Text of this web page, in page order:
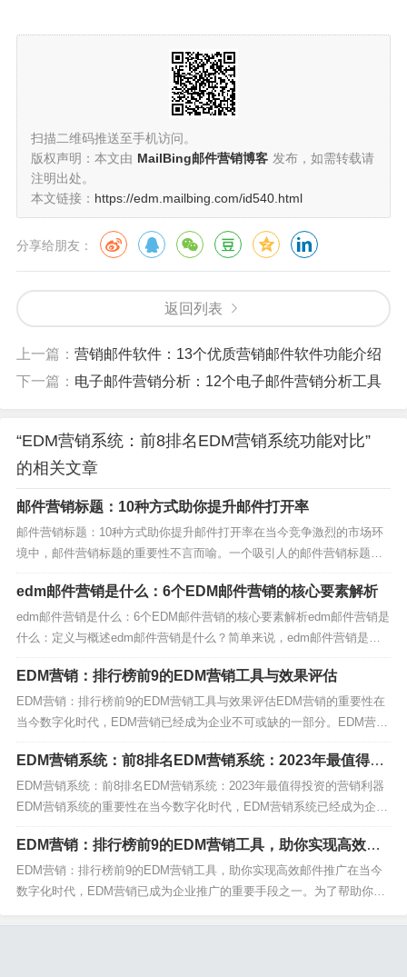
扫描二维码推送至手机访问。
版权声明：本文由 MailBing邮件营销博客 发布，如需转载请
注明出处。
本文链接： https://edm.mailbing.com/id540.html
分享给朋友：
返回列表
上一篇： 营销邮件软件：13个优质营销邮件软件功能介绍
下一篇： 电子邮件营销分析：12个电子邮件营销分析工具
“EDM营销系统：前8排名EDM营销系统功能对比”
的相关文章
邮件营销标题：10种方式助你提升邮件打开率
邮件营销标题：10种方式助你提升邮件打开率在当今竞争激烈的市场环
境中，邮件营销标题的重要性不言而喻。一个吸引人的邮件营销标题不
仅能提高邮件的打开率，还能有效提升转化率。今天，我们将探讨10种
方式，助你提升邮件打开率，让你的邮件营销标题更具吸引力。1. 个性
化邮件营销标题个性化是提升邮件打开率的关键。...
edm邮件营销是什么：6个EDM邮件营销的核心要素解析
edm邮件营销是什么：6个EDM邮件营销的核心要素解析edm邮件营销是
什么：定义与概述edm邮件营销是什么？简单来说，edm邮件营销是一
种通过电子邮件向目标受众传递营销信息的方式。edm邮件营销是什么
的核心在于其精准性和个性化，能够帮助企业与客户建立更紧密的联
系。edm邮件营销是什么不仅仅是一种营销...
EDM营销：排行榜前9的EDM营销工具与效果评估
EDM营销：排行榜前9的EDM营销工具与效果评估EDM营销的重要性在
当今数字化时代，EDM营销已经成为企业不可或缺的一部分。EDM营销
不仅能够帮助企业与客户建立直接联系，还能有效提升品牌知名度和销
售转化率。因此，选择合适的EDM营销工具至关重要。MailBing：EDM
营销的新星首先，我们要提到的是...
EDM营销系统：前8排名EDM营销系统：2023年最值得投
资的营销利器
EDM营销系统：前8排名EDM营销系统：2023年最值得投资的营销利器
EDM营销系统的重要性在当今数字化时代，EDM营销系统已经成为企业
不可或缺的营销工具。EDM营销系统能够帮助企业精准定位目标客户，
提升品牌知名度，增加销售额。无论是大型企业还是中小型企业，EDM
营销系统都能发挥巨大的作用。Mail...
EDM营销：排行榜前9的EDM营销工具，助你实现高效邮
件推广
EDM营销：排行榜前9的EDM营销工具，助你实现高效邮件推广在当今
数字化时代，EDM营销已成为企业推广的重要手段之一。为了帮助你更